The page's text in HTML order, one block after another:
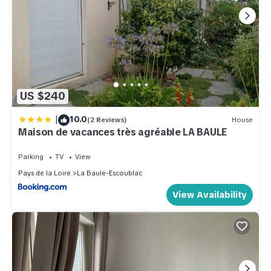
US $240
| 10.0(2 Reviews) House
Maison de vacances très agréable LA BAULE
Parking TV
View
Pays de la Loire
La Baule-Escoublac
View Availability